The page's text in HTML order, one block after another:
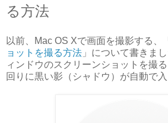
る方法
以前、Mac OS Xで画面を撮影する、「
ョットを撮る方法 」について書きま
ィンドウのスクリーンショットを撮
回りに黒い影（シャドウ）が自動で入